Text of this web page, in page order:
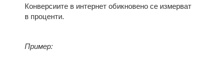
Конверсиите в интернет обикновено се измерват
в проценти.
Пример: